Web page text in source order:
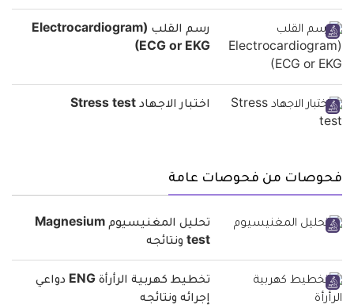
رسم القلب (Electrocardiogram
(ECG or EKG
اختبار الاجهاد Stress test
فحوصات من فحوصات عامة
تحليل المغنيسيوم Magnesium
test ونتائجه
تخطيط كهربية الرأرأة ENG دواعي
إجرائه ونتائجه